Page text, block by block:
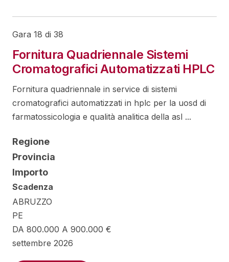
Gara 18 di 38
Fornitura Quadriennale Sistemi
Cromatografici Automatizzati HPLC
Fornitura quadriennale in service di sistemi
cromatografici automatizzati in hplc per la uosd di
farmatossicologia e qualità analitica della asl ...
Regione
Provincia
Importo
Scadenza
ABRUZZO
PE
DA 800.000 A 900.000 €
settembre 2026